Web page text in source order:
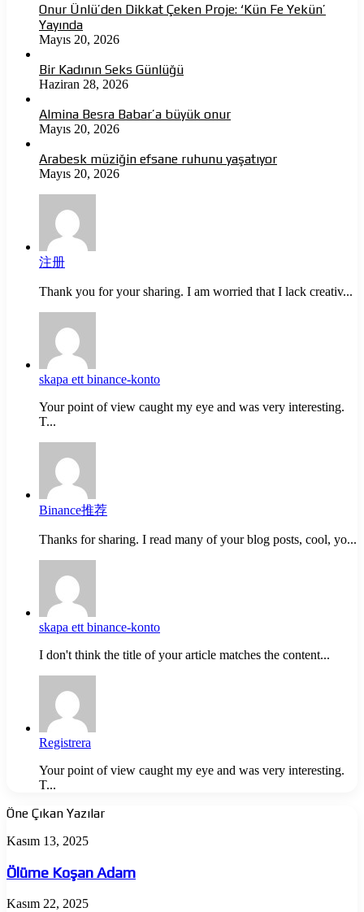
Onur Ünlü’den Dikkat Çeken Proje: ‘Kün Fe Yekün’
Yayında
Mayıs 20, 2026
Bir Kadının Seks Günlüğü
Haziran 28, 2026
Almina Besra Babar’a büyük onur
Mayıs 20, 2026
Arabesk müziğin efsane ruhunu yaşatıyor
Mayıs 20, 2026
注册
Thank you for your sharing. I am worried that I lack creativ...
skapa ett binance-konto
Your point of view caught my eye and was very interesting.
T...
Binance推荐
Thanks for sharing. I read many of your blog posts, cool, yo...
skapa ett binance-konto
I don't think the title of your article matches the content...
Registrera
Your point of view caught my eye and was very interesting.
T...
Öne Çıkan Yazılar
Ölüme
Adam
Kasım 13, 2025
Ölüme Koşan Adam
Jujutsu
Kasım 22, 2025